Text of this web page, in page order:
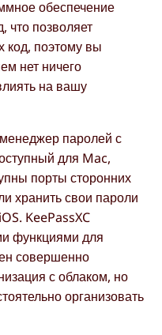
обеспечение
что позволяет
код, поэтому вы
нет ничего
на вашу
паролей с
для Mac,
порты сторонних
хранить свои пароли
KeePassXC
функциями для
совершенно
с облаком, но
организовать